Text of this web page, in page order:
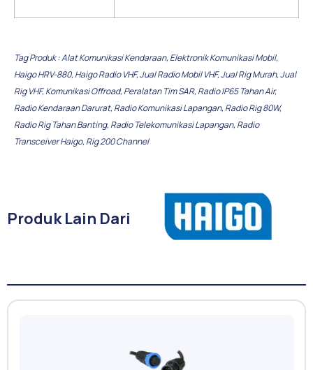
Tag Produk :Alat Komunikasi Kendaraan, Elektronik Komunikasi Mobil,
Haigo HRV-880, Haigo Radio VHF,Jual Radio Mobil VHF,Jual Rig Murah,Jual
Rig VHF,Komunikasi Offroad, Peralatan Tim SAR, Radio IP65 Tahan Air,
Radio Kendaraan Darurat, Radio Komunikasi Lapangan, Radio Rig 80W,
Radio Rig Tahan Banting, Radio Telekomunikasi Lapangan, Radio
Transceiver Haigo, Rig 200 Channel
Produk Lain Dari